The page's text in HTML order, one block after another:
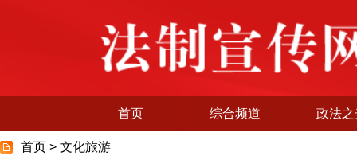
首页 综合频道 政法之
首页 > 文化旅游